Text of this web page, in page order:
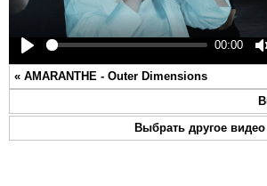
Play
00:00
« AMARANTHE - Outer Dimensions
Выбрать другое видео